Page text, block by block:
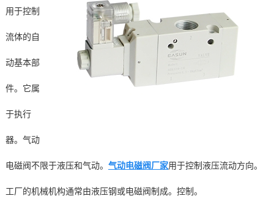
用于控制
流体的自
动基本部
件。它属
于执行
器。气动
电磁阀不限于液压和气动。 气动电磁阀厂家用于控制液压流动方向。
工厂的机械机构通常由液压钢或电磁阀制成。控制。